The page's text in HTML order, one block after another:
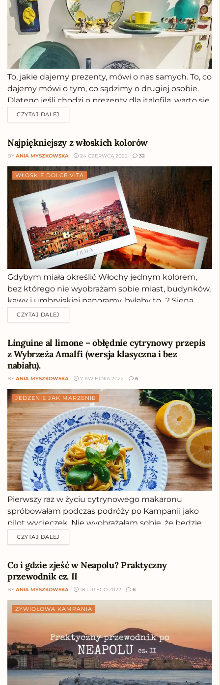
To, jakie dajemy prezenty, mówi o nas samych. To, co
dajemy mówi o tym, co sądzimy o drugiej osobie.
Dlatego jeśli chodzi o prezenty dla italofila, warto się
dobrze zastanowić przed ich wyborem. Jestem
pewna, że poniższa lista mocno ułatwi Ci podjęcie
CZYTAJ DALEJ
Najpiękniejszy z włoskich kolorów
BY ANIA MYSZKOWSKA 24 CZERWCA 2022 32
WŁOSKIE DOLCE VITA
Gdybym miała określić Włochy jednym kolorem,
bez którego nie wyobrażam sobie miast, budynków,
kawy i umbryjskiej panoramy, byłaby to…? Siena
palona. Siena palona. Ciepła, brązowawa barwa. Już
sama nazwa obiecuje coś specjalnego. To nie jakiś
Pokochałam ten kolor nie...
CZYTAJ DALEJ
Linguine al limone – obłędnie cytrynowy przepis
z Wybrzeża Amalfi (wersja klasyczna i bez
nabiału).
BY ANIA MYSZKOWSKA 7 KWIETNIA 2022 6
JEDZENIE JAK MARZENIE
Pierwszy raz w życiu cytrynowego makaronu
spróbowałam podczas podróży po Kampanii jako
pilot wycieczek. Nie wyobrażałam sobie, że będzie
tak rozkosznie smakował i jakże bardzo się myliłam.
Długie makarony, jak spaghetti, linguine czy
cytrynowym! Jeśli nigdy nie jadłeś...
CZYTAJ DALEJ
Co i gdzie zjeść w Neapolu? Praktyczny
przewodnik cz. II
BY ANIA MYSZKOWSKA 18 LUTEGO 2022 6
ŻYWIOŁOWA KAMPANIA